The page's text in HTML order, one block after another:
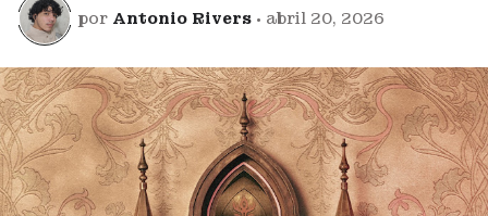
por Antonio Rivers • abril 20, 2026